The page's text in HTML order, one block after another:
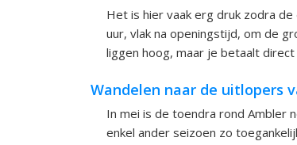
Het is hier vaak erg druk zodra
uur, vlak na openingstijd, om de
liggen hoog, maar je betaalt direct
Wandelen naar de uitlopers
In mei is de toendra rond Ambler
enkel ander seizoen zo